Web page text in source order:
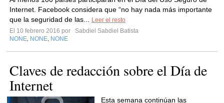
Internet. Facebook considera que “no hay nada más importante
que la seguridad de las...
Leer el resto
El 10 febrero 2016 por
Sabdiel Sabdiel Batista
NONE NONE NONE
Claves de redacción sobre el Día de
Internet
Esta semana continúan las